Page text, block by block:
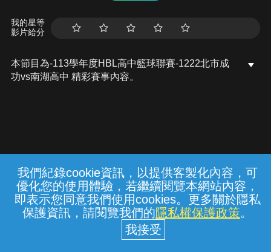
我們紀錄cookie資訊，以提供客製化內容，可
優化您的使用體驗，若繼續閱覽本網站內容，
即表示您同意我們使用cookies。更多關於隱私
保護資訊，請閱覽我們的隱私權保護政策。
我的星等
影片給分
本節目為-113學年度HBL高中籃球聯賽-1222北市成
功vs南湖高中 精彩賽事內容。
常見問題 線上客服 服務條款 隱私權保護
中華電信股份有限公司個人家庭分公司
(統一編號：96979949) © 2026
{{notifyMsg}}